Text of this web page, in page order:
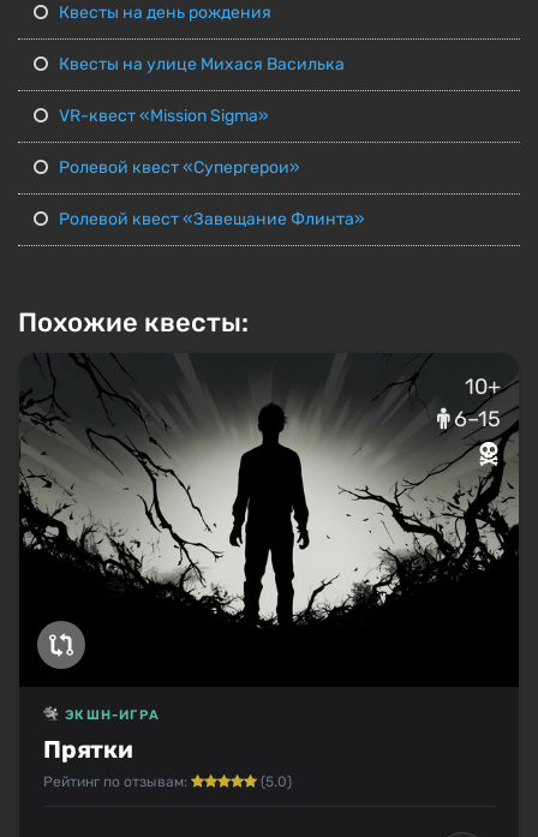
Квесты на день рождения
Квесты на улице Михася Василька
VR-квест «Mission Sigma»
Ролевой квест «Супергерои»
Ролевой квест «Завещание Флинта»
Похожие квесты:
10+
6–15
Прятки
ЭКШН-ИГРА
Рейтинг по отзывам: (5.0)